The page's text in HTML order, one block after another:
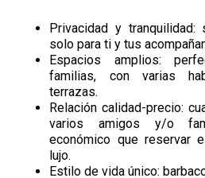
Privacidad y
solo para ti y tus
Espacios amplios:
familias, con varias
terrazas.
Relación calidad-precio:
varios amigos y/o
económico que reservar
lujo.
Estilo de vida único: